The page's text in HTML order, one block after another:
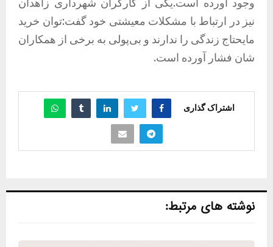
وجود آورده است.یکی از کارگران شهرداری زاهدان
نیز در ارتباط با مشکلات معیشتی خود گفت:توان خرید
مایحتاج زندگی را ندارند و بی‌پولی به برخی از همکاران
شان فشار آورده است.
اشتراک گذاری
نوشته های مرتبط: